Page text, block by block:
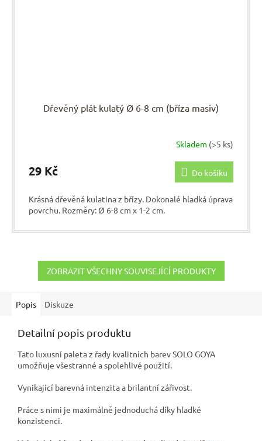
Dřevěný plát kulatý Ø 6-8 cm (bříza masiv)
Skladem (>5 ks)
29 Kč Do košíku
Krásná dřevěná kulatina z břízy. Dokonalé hladká úprava
povrchu. Rozměry: Ø 6-8 cm x 1-2 cm.
ZOBRAZIT VŠECHNY SOUVISEJÍCÍ PRODUKTY
Popis Diskuze
Detailní popis produktu
Tato luxusní paleta z řady kvalitních barev SOLO GOYA
umožňuje všestranné a spolehlivé použití.
Vynikající barevná intenzita a brilantní zářivost.
Práce s nimi je maximálně jednoduchá díky hladké
konzistenci.